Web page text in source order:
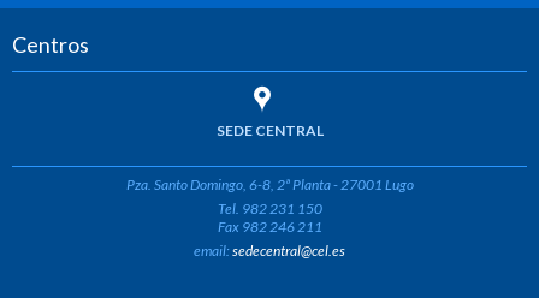
Centros
SEDE CENTRAL
Pza. Santo Domingo, 6-8, 2ª Planta - 27001 Lugo
Tel. 982 231 150
Fax 982 246 211
email:sedecentral@cel.es